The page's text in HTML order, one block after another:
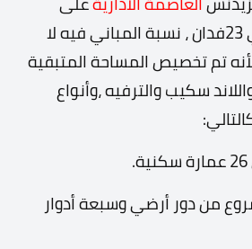
مساحة تصل لحوالي 23فدان ، نسبة المباني فيه لا
تم تخصيص المساحة المتبقية
سكيب والترفيه ،وأنواع
من دور أرضي وسبعة أدوار